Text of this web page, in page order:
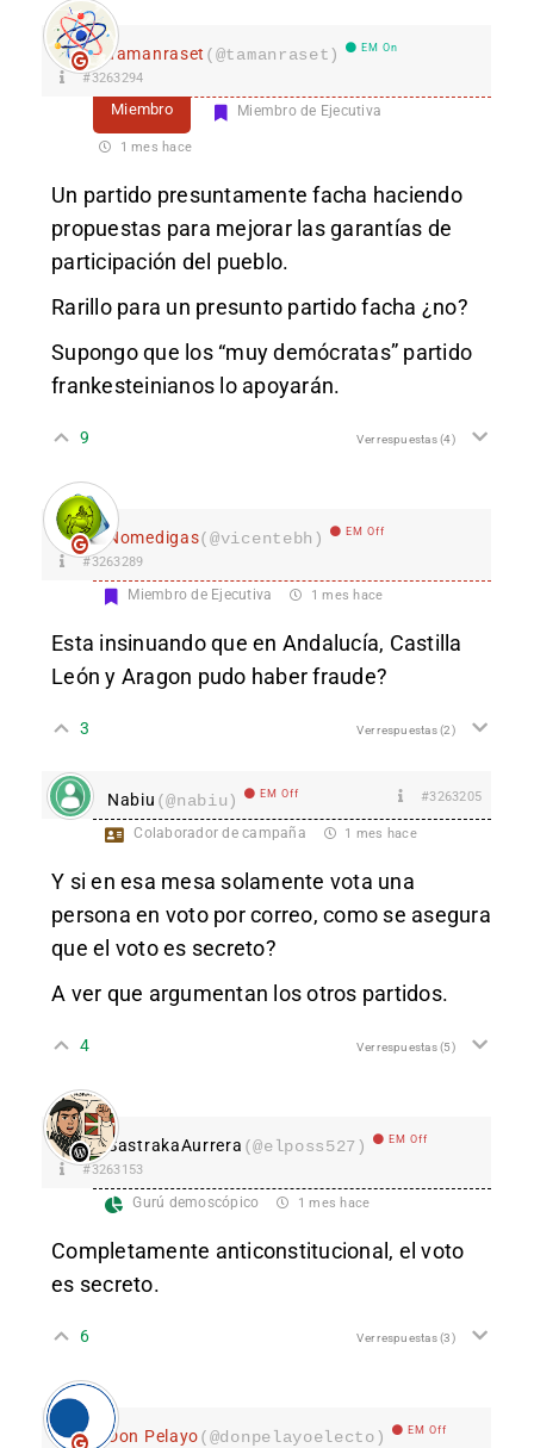
Tamanraset (@tamanraset) EM On
#3263294
Miembro Miembro de Ejecutiva
1 mes hace
Un partido presuntamente facha haciendo
propuestas para mejorar las garantías de
participación del pueblo.
Rarillo para un presunto partido facha ¿no?
Supongo que los “muy demócratas” partido
frankesteinianos lo apoyarán.
9 Ver respuestas(4)
Nomedigas(@vicentebh) EM Off
#3263289
Miembro de Ejecutiva 1 mes hace
Esta insinuando que en Andalucía, Castilla
León y Aragon pudo haber fraude?
3 Ver respuestas(2)
Nabiu (@nabiu) EM Off #3263205
Colaborador de campaña 1 mes hace
Y si en esa mesa solamente vota una
persona en voto por correo, como se asegura
que el voto es secreto?
A ver que argumentan los otros partidos.
4 Ver respuestas(5)
SastrakaAurrera (@elposs527) EM Off
#3263153
Gurú demoscópico 1 mes hace
Completamente anticonstitucional, el voto
es secreto.
6 Ver respuestas(3)
Don Pelayo(@donpelayoelecto) EM Off